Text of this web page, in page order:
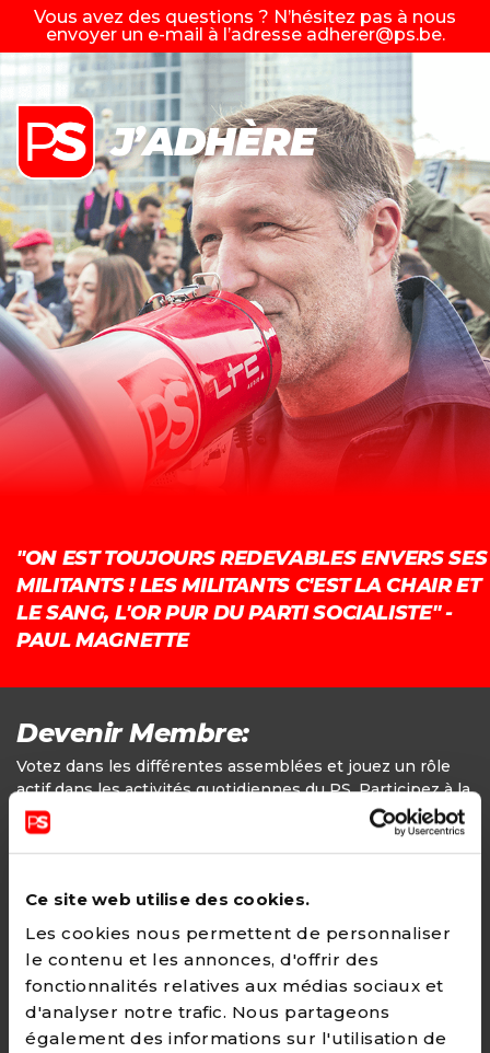
Ce site web utilise des cookies.
Les cookies nous permettent de personnaliser
le contenu et les annonces, d'offrir des
fonctionnalités relatives aux médias sociaux et
d'analyser notre trafic. Nous partageons
également des informations sur l'utilisation de
Vous avez des questions ? N’hésitez pas à nous
envoyer un e-mail à l’adresse adherer@ps.be.
J’ADHÈRE
"ON EST TOUJOURS REDEVABLES ENVERS SES
MILITANTS ! LES MILITANTS C'EST LA CHAIR ET
LE SANG, L'OR PUR DU PARTI SOCIALISTE" -
PAUL MAGNETTE
Devenir Membre:
Votez dans les différentes assemblées et jouez un rôle
actif dans les activités quotidiennes du PS. Participez à la
définition des positions politiques.
24€ - Paiement annuel
CHOISIR →